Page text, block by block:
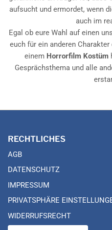
aufsucht und ermordet, wenn
auch im
Egal ob eure Wahl auf einen
euch für ein anderen
einem Horrorfilm Kostüm
Gesprächsthema und alle
RECHTLICHES
AGB
DATENSCHUTZ
IMPRESSUM
PRIVATSPHÄRE
WIDERRUFSRECHT